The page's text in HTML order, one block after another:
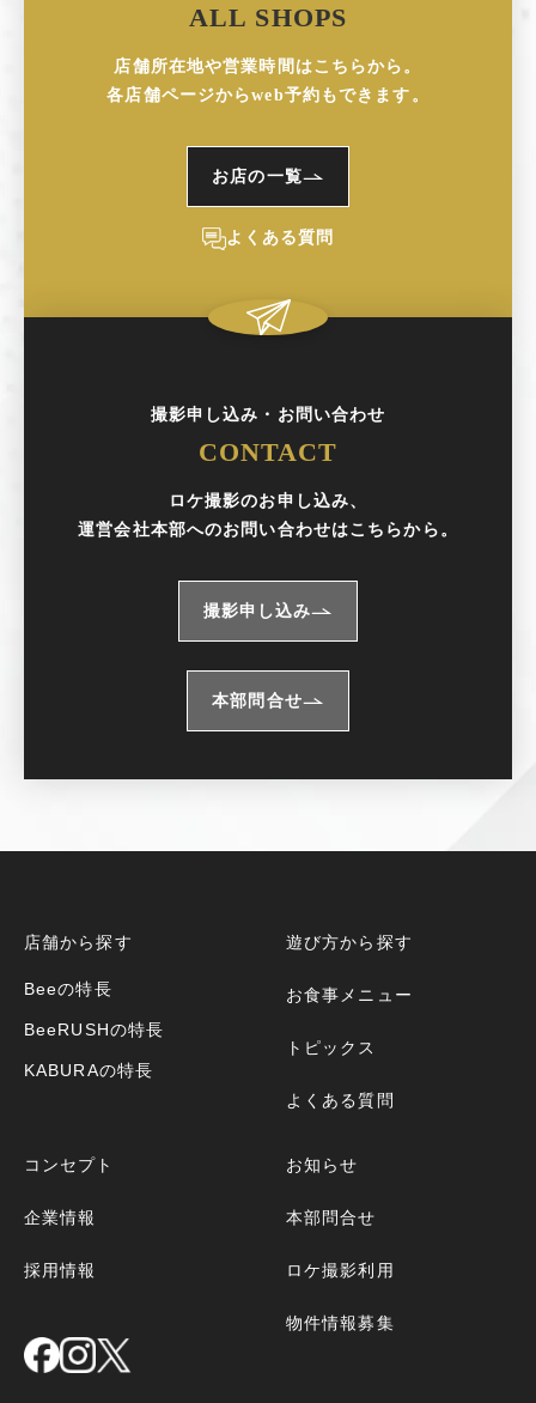
ALL SHOPS
店舗所在地や営業時間はこちらから。
各店舗ページからweb予約もできます。
お店の一覧
よくある質問
撮影申し込み・お問い合わせ
CONTACT
ロケ撮影のお申し込み、
運営会社本部へのお問い合わせはこちらから。
撮影申し込み
本部問合せ
店舗から探す
Beeの特長
BeeRUSHの特長
KABURAの特長
遊び方から探す
お食事メニュー
トピックス
よくある質問
コンセプト
企業情報
採用情報
お知らせ
本部問合せ
ロケ撮影利用
物件情報募集